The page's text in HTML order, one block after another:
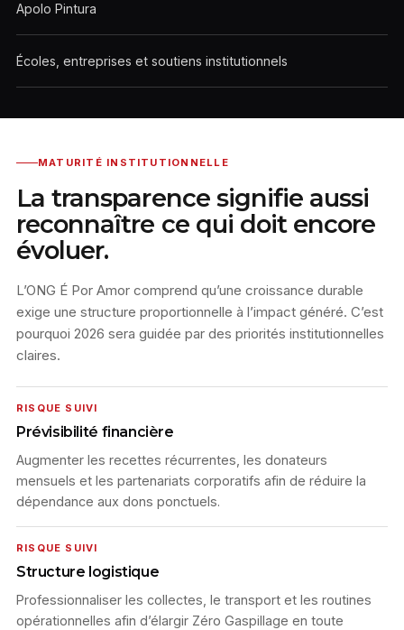
Apolo Pintura
Écoles, entreprises et soutiens institutionnels
MATURITÉ INSTITUTIONNELLE
La transparence signifie aussi
reconnaître ce qui doit encore
évoluer.
L’ONG É Por Amor comprend qu’une croissance durable
exige une structure proportionnelle à l’impact généré. C’est
pourquoi 2026 sera guidée par des priorités institutionnelles
claires.
RISQUE SUIVI
Prévisibilité financière
Augmenter les recettes récurrentes, les donateurs
mensuels et les partenariats corporatifs afin de réduire la
dépendance aux dons ponctuels.
RISQUE SUIVI
Structure logistique
Professionnaliser les collectes, le transport et les routines
opérationnelles afin d’élargir Zéro Gaspillage en toute